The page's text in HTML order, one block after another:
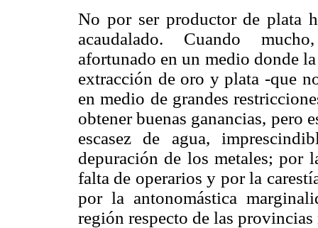
No por ser productor de plata
acaudalado. Cuando
afortunado en un medio donde
extracción de oro y plata -que
en medio de grandes
obtener buenas ganancias, pero
escasez de agua,
depuración de los metales; por
falta de operarios y por la
por la antonomástica
región respecto de las